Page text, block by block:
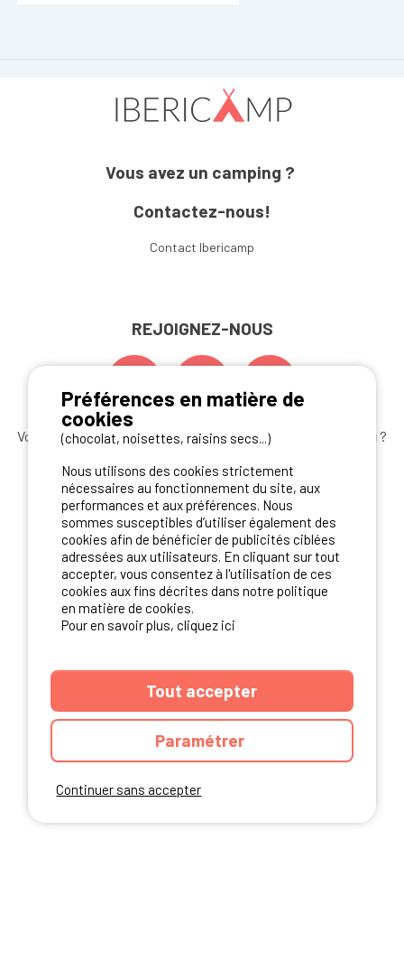
Vous avez un camping ?
Contactez-nous!
Contact Ibericamp
REJOIGNEZ-NOUS
Vous souhaitez bénéficier desmeilleures offres camping ?
S'ABONNER
NOS PARTENAIRES
Continuer sans accepter
Préférences en matière de
cookies
(chocolat, noisettes, raisins secs...)
Nous utilisons des cookies strictement
nécessaires au fonctionnement du site, aux
performances et aux préférences. Nous
sommes susceptibles d’utiliser également des
cookies afin de bénéficier de publicités ciblées
adressées aux utilisateurs. En cliquant sur tout
accepter, vous consentez à l'utilisation de ces
cookies aux fins décrites dans notre politique
en matière de cookies.
Pour en savoir plus, cliquez ici
Tout accepter
Paramétrer